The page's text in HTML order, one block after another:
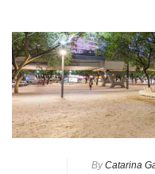
By Catarina